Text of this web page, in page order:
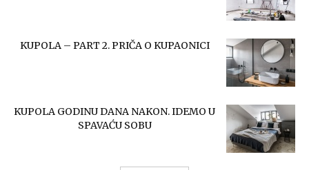
KUPOLA – PART 2. PRIČA O KUPAONICI
KUPOLA GODINU DANA NAKON. IDEMO U
SPAVAĆU SOBU